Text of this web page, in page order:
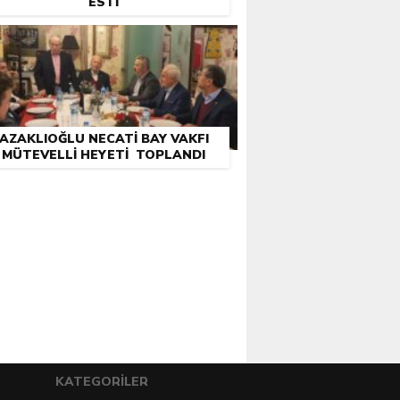
AZAKLIOĞLU NECATI BAY VAKFI
MÜTEVELLI HEYETI TOPLANDI
KATEGORİLER